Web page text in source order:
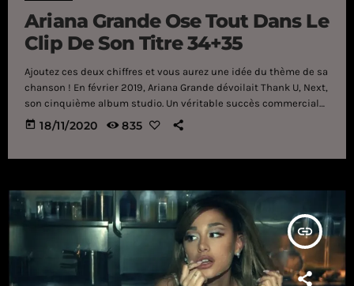
Ariana Grande Ose Tout Dans Le
Clip De Son Titre 34+35
Ajoutez ces deux chiffres et vous aurez une idée du thème de sa
chanson ! En février 2019, Ariana Grande dévoilait Thank U, Next,
son cinquième album studio. Un véritable succès commercial
qui valait à la star de 27 ans le statut de seule artiste féminine
à avoir deux singles issus du même album en tête du Billboard
today 18/11/2020 835
insert_link